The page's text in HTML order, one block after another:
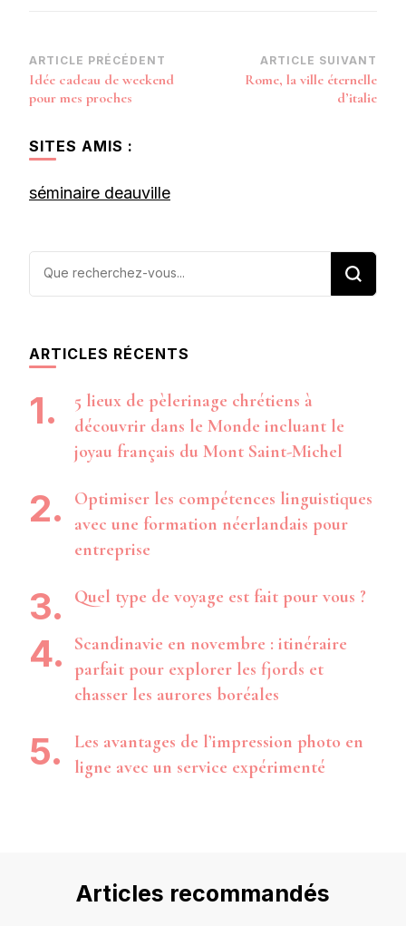
Navigation
d’article
ARTICLE PRÉCÉDENT
Idée cadeau de weekend
pour mes proches
ARTICLE SUIVANT
Rome, la ville éternelle
d’italie
SITES AMIS :
séminaire deauville
Vous
ARTICLES RÉCENTS
5 lieux de pèlerinage chrétiens à
découvrir dans le Monde incluant le
joyau français du Mont Saint-Michel
Optimiser les compétences linguistiques
avec une formation néerlandais pour
entreprise
Quel type de voyage est fait pour vous ?
Scandinavie en novembre : itinéraire
parfait pour explorer les fjords et
chasser les aurores boréales
Les avantages de l’impression photo en
ligne avec un service expérimenté
Articles recommandés